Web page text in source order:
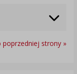
poprzedniej strony »